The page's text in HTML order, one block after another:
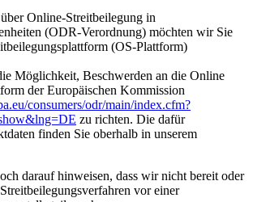
Online-Streitbeilegung in
(ODR-Verordnung) möchten wir Sie
(OS-Plattform)
Möglichkeit, Beschwerden an die Online
der Europäischen Kommission
consumers/odr/main/index.cfm?
zu richten. Die dafür
finden Sie oberhalb in unserem
darauf hinweisen, dass wir nicht bereit oder
vor einer